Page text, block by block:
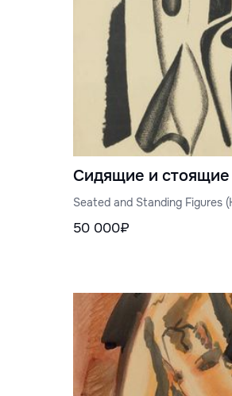
Сидящие и
Seated and Standing Figures
50 000₽